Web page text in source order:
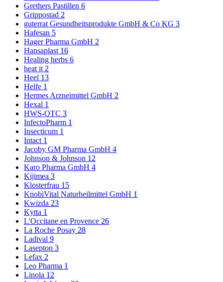
Grethers Pastillen 6
Grippostad 2
guterrat Gesundheitsprodukte GmbH & Co KG 3
Hafesan 5
Hager Pharma GmbH 2
Hansaplast 16
Healing herbs 6
heat it 2
Heel 13
Helfe 1
Hermes Arzneimittel GmbH 2
Hexal 1
HWS-OTC 3
InfectoPharm 1
Insecticum 1
Intact 1
Jacoby GM Pharma GmbH 4
Johnson & Johnson 12
Karo Pharma GmbH 4
Kijimea 3
Klosterfrau 15
KnobiVital Naturheilmittel GmbH 1
Kwizda 23
Kytta 1
L'Occitane en Provence 26
La Roche Posay 28
Ladival 9
Lasepton 3
Lefax 2
Leo Pharma 1
Linola 12